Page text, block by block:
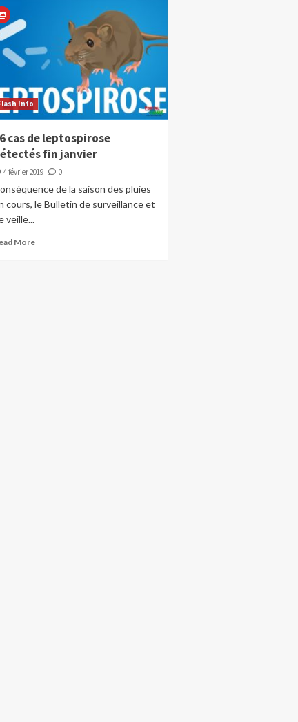
Info
cas de leptospirose
fin janvier
4 février 2019 0
de la saison des pluies
cours, le Bulletin de surveillance et
veille...
More